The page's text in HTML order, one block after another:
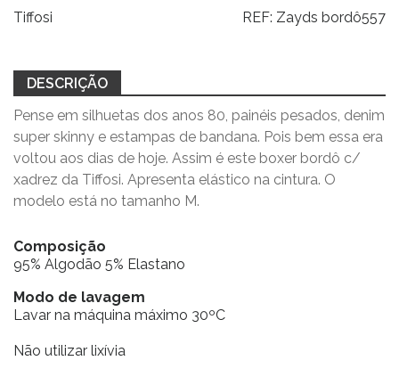
Tiffosi REF: Zayds bordô557
DESCRIÇÃO
Pense em silhuetas dos anos 80, painéis pesados, denim
super skinny e estampas de bandana. Pois bem essa era
voltou aos dias de hoje. Assim é este boxer bordô c/
xadrez da Tiffosi. Apresenta elástico na cintura. O
modelo está no tamanho M.
Composição
95% Algodão 5% Elastano
Modo de lavagem
Lavar na máquina máximo 30ºC
Não utilizar lixívia